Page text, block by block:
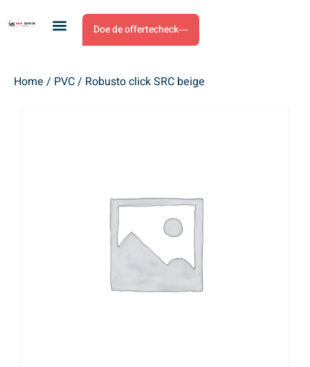
Doe de offertecheck
Home / PVC/ Robusto click SRC beige